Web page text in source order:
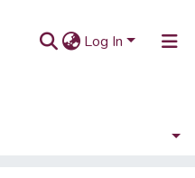
Log In